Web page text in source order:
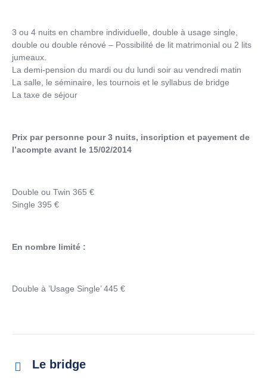
3 ou 4 nuits en chambre individuelle, double à usage single,
double ou double rénové – Possibilité de lit matrimonial ou 2 lits
jumeaux.
La demi-pension du mardi ou du lundi soir au vendredi matin
La salle, le séminaire, les tournois et le syllabus de bridge
La taxe de séjour
Prix par personne pour 3 nuits, inscription et payement de
l’acompte avant le 15/02/2014
Double ou Twin 365 €
Single 395 €
En nombre limité :
Double à ’Usage Single’ 445 €
Le bridge